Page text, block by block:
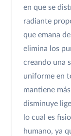
en que se
radiante
que emana
elimina los
creando una
uniforme en
mantiene
disminuye
lo cual es
humano, ya